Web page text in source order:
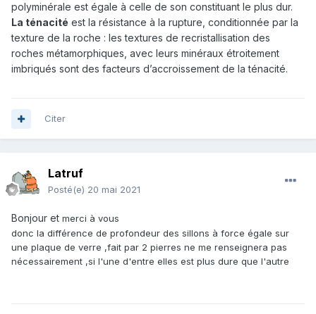
polyminérale est égale à celle de son constituant le plus dur.
La ténacité est la résistance à la rupture, conditionnée par la
texture de la roche : les textures de recristallisation des
roches métamorphiques, avec leurs minéraux étroitement
imbriqués sont des facteurs d’accroissement de la ténacité.
Citer
Latruf
Posté(e) 20 mai 2021
Bonjour et merci à vous
donc la différence de profondeur des sillons à force égale sur
une plaque de verre ,fait par 2 pierres ne me renseignera pas
nécessairement ,si l'une d'entre elles est plus dure que l'autre